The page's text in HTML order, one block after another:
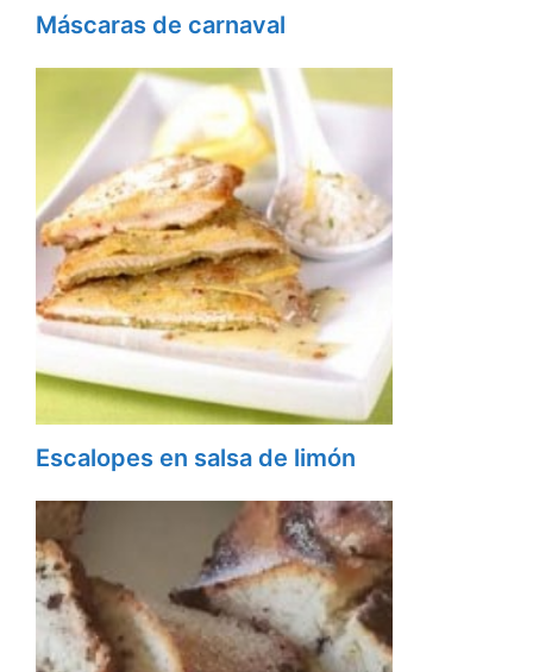
Máscaras de carnaval
Escalopes en salsa de limón